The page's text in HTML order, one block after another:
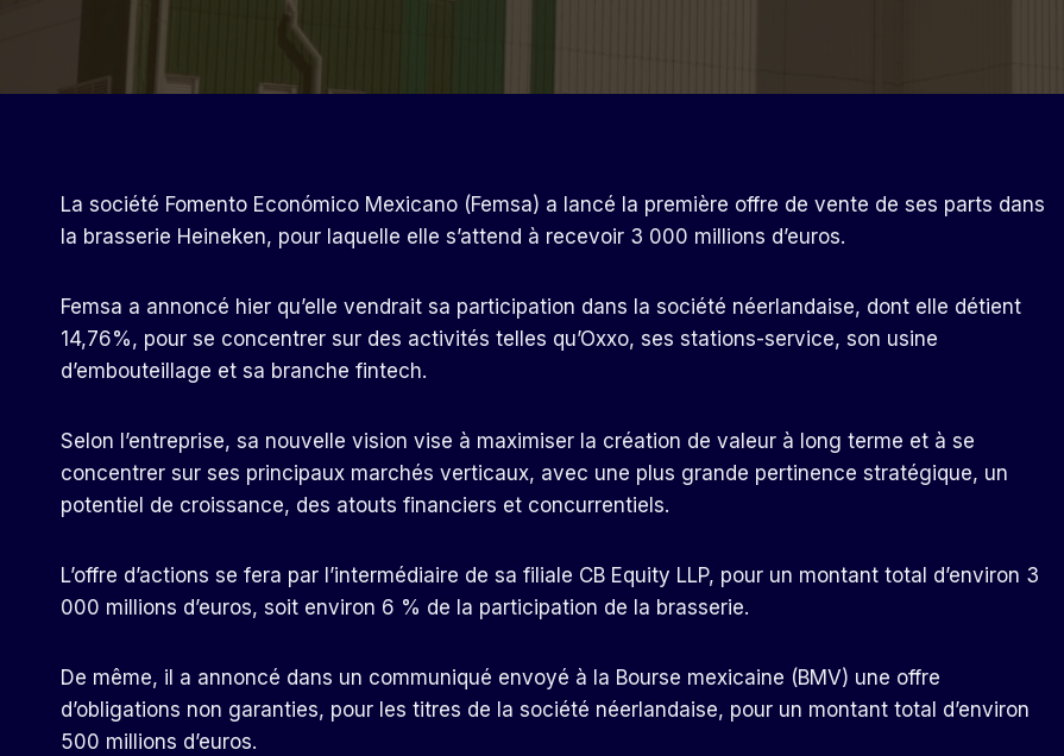
La société Fomento Económico Mexicano (Femsa) a lancé la première offre de vente de ses parts dans
la brasserie Heineken, pour laquelle elle s’attend à recevoir 3 000 millions d’euros.
Femsa a annoncé hier qu’elle vendrait sa participation dans la société néerlandaise, dont elle détient
14,76%, pour se concentrer sur des activités telles qu’Oxxo, ses stations-service, son usine
d’embouteillage et sa branche fintech.
Selon l’entreprise, sa nouvelle vision vise à maximiser la création de valeur à long terme et à se
concentrer sur ses principaux marchés verticaux, avec une plus grande pertinence stratégique, un
potentiel de croissance, des atouts financiers et concurrentiels.
L’offre d’actions se fera par l’intermédiaire de sa filiale CB Equity LLP, pour un montant total d’environ 3
000 millions d’euros, soit environ 6 % de la participation de la brasserie.
De même, il a annoncé dans un communiqué envoyé à la Bourse mexicaine (BMV) une offre
d’obligations non garanties, pour les titres de la société néerlandaise, pour un montant total d’environ
500 millions d’euros.